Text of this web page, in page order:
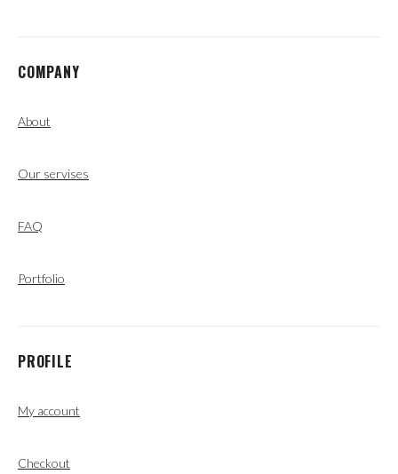
COMPANY
About
Our servises
FAQ
Portfolio
PROFILE
My account
Checkout